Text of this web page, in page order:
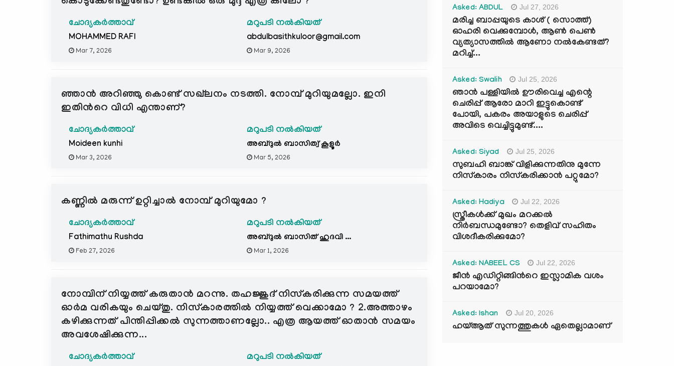
ചോദ്യകർത്താവ്
MOHAMMED RAFI
Mar 7, 2026
മറുപടി നൽകിയത്
abdulbasithkuloor@gmail.com
Mar 9, 2026
ഞ്ഞാൻ അറിഞ്ഞു കൊണ്ട് സഖ്‌ലനം നടത്തി. നോമ്പ് മുറിയുമല്ലോ. ഇനി
ഇതിന്‍റെ വിധി എന്താണ്?
ചോദ്യകർത്താവ്
Moideen kunhi
Mar 3, 2026
മറുപടി നൽകിയത്
അബ്ദുല്‍ ബാസിത്വ് കൂളൂര്‍
Mar 5, 2026
കണ്ണിൽ മരുന്ന് ഉറ്റിച്ചാൽ നോമ്പ് മുറിയുമോ ?
ചോദ്യകർത്താവ്
Fathimathu Rushda
Feb 27, 2026
മറുപടി നൽകിയത്
അബ്ദുൽ ബാസിത് ഹുദവി ...
Mar 1, 2026
നോമ്പിന് നിയ്യത്ത് കരുതാൻ മറന്നു. തഹജ്ജുദ് നിസ്കരിക്കുന്ന സമയത്ത്
ഓർമ വരികയും ചെയ്തു. നിസ്കാരത്തിൽ നിയ്യത്ത് വെക്കാമോ ? 2.അത്താഴം
കഴിക്കുന്നത് പിന്തിപ്പിക്കൽ സുന്നത്താണല്ലോ.. എത്ര ആയത്ത് ഓതാൻ സമയം
അവശേഷിക്കുന്ന...
ചോദ്യകർത്താവ് മറുപടി നൽകിയത്
Asked: ABDUL Jul 27, 2026
മരിച്ച ബാപ്പയുടെ കാശ് ( സൊത്ത്)
ഓഹരി വെക്കുമ്പോൾ, ആണ്‍ പെണ്‍
വ്യത്യാസത്തില്‍ ആണോ നല്‍കേണ്ടത്?
മറിച്ച്...
Asked: Swalih Jul 25, 2026
ഞാൻ പള്ളിയിൽ ഊരിവെച്ച എന്റെ
ചെരിപ്പ് ആരോ മാറി ഇട്ടുകൊണ്ട്
പോയി, പകരം അയാളുടെ ചെരിപ്പ്
അവിടെ വെച്ചിട്ടുമുണ്ട്....
Asked: Siyad Jul 25, 2026
സുബഹി ബാങ്ക് വിളിക്കുന്നതിനു മുന്നേ
നിസ്കാരം നിസ്കരിക്കാൻ പറ്റുമോ?
Asked: Hadiya Jul 22, 2026
സ്ത്രീകൾക്ക് മുഖം മറക്കൽ
നിർബന്ധമുണ്ടോ? തെളിവ് സഹിതം
വിശദീകരിക്കുമോ?
Asked: NABEEL CS Jul 22, 2026
ജീൻ എഡിറ്റിങ്ങിന്‍റെ ഇസ്ലാമിക വശം
പറയാമോ?
Asked: Ishan Jul 20, 2026
ഹയ്ആത് സുന്നത്തുകൾ ഏതെല്ലാമാണ്